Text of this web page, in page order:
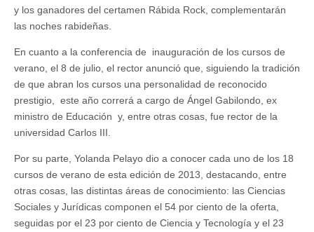
y los ganadores del certamen Rábida Rock, complementarán
las noches rabideñas.
En cuanto a la conferencia de inauguración de los cursos de
verano, el 8 de julio, el rector anunció que, siguiendo la tradición
de que abran los cursos una personalidad de reconocido
prestigio, este año correrá a cargo de Ángel Gabilondo, ex
ministro de Educación y, entre otras cosas, fue rector de la
universidad Carlos III.
Por su parte, Yolanda Pelayo dio a conocer cada uno de los 18
cursos de verano de esta edición de 2013, destacando, entre
otras cosas, las distintas áreas de conocimiento: las Ciencias
Sociales y Jurídicas componen el 54 por ciento de la oferta,
seguidas por el 23 por ciento de Ciencia y Tecnología y el 23